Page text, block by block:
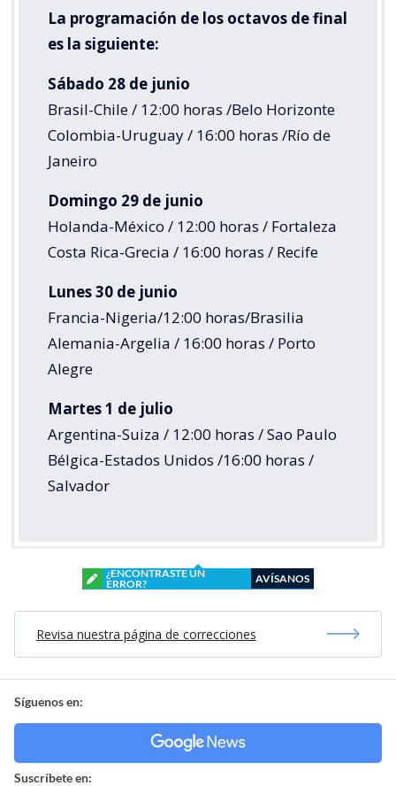
La programación de los octavos de final
es la siguiente:
Sábado 28 de junio
Brasil-Chile / 12:00 horas /Belo Horizonte
Colombia-Uruguay / 16:00 horas /Río de
Janeiro
Domingo 29 de junio
Holanda-México / 12:00 horas / Fortaleza
Costa Rica-Grecia / 16:00 horas / Recife
Lunes 30 de junio
Francia-Nigeria/12:00 horas/Brasilia
Alemania-Argelia / 16:00 horas / Porto
Alegre
Martes 1 de julio
Argentina-Suiza / 12:00 horas / Sao Paulo
Bélgica-Estados Unidos /16:00 horas /
Salvador
¿ENCONTRASTE UN
ERROR?
AVÍSANOS
Revisa nuestra página de correcciones
Síguenos en:
Suscríbete en: